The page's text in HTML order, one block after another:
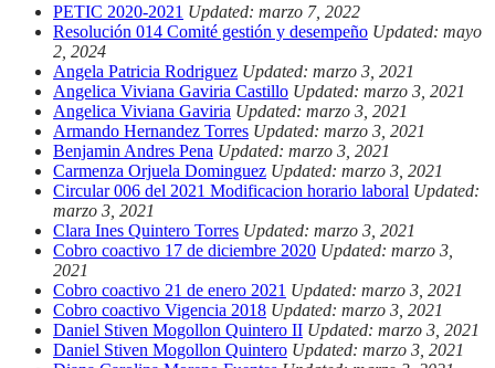
PETIC 2020-2021 Updated: marzo 7, 2022
Resolución 014 Comité gestión y desempeño Updated: mayo
2, 2024
Angela Patricia Rodriguez Updated: marzo 3, 2021
Angelica Viviana Gaviria Castillo Updated: marzo 3, 2021
Angelica Viviana Gaviria Updated: marzo 3, 2021
Armando Hernandez Torres Updated: marzo 3, 2021
Benjamin Andres Pena Updated: marzo 3, 2021
Carmenza Orjuela Dominguez Updated: marzo 3, 2021
Circular 006 del 2021 Modificacion horario laboral Updated:
marzo 3, 2021
Clara Ines Quintero Torres Updated: marzo 3, 2021
Cobro coactivo 17 de diciembre 2020 Updated: marzo 3,
2021
Cobro coactivo 21 de enero 2021 Updated: marzo 3, 2021
Cobro coactivo Vigencia 2018 Updated: marzo 3, 2021
Daniel Stiven Mogollon Quintero II Updated: marzo 3, 2021
Daniel Stiven Mogollon Quintero Updated: marzo 3, 2021